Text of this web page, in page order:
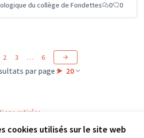
cookies utilisés sur le site web
du collège de Fondettes 0 0
par page : 20
2 3 … 6
retirées